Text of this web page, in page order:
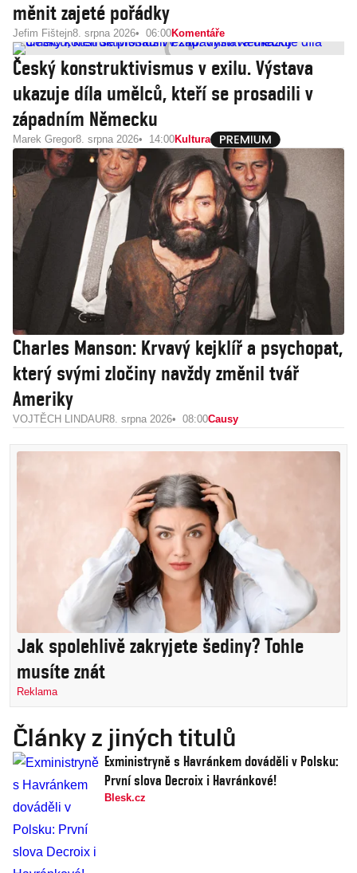
měnit zajeté pořádky
Jefim Fištejn8. srpna 2026 06:00Komentáře
Český konstruktivismus v exilu. Výstava
ukazuje díla umělců, kteří se prosadili v
západním Německu
Marek Gregor8. srpna 2026 14:00Kultura
Charles Manson: Krvavý kejklíř a psychopat,
který svými zločiny navždy změnil tvář
Ameriky
VOJTĚCH LINDAUR8. srpna 2026 08:00Causy
Jak spolehlivě zakryjete šediny? Tohle
musíte znát
Reklama
Články z jiných titulů
Exministryně s Havránkem dováděli v Polsku:
První slova Decroix i Havránkové!
Blesk.cz